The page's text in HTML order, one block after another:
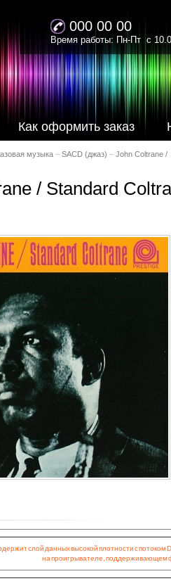
000 00 00
Время работы: Пн-Пт с
Как оформить заказ
музыка – SACD (джаз) – John Coltrane /
/ Standard
слой данных высокой плотности с потоком
на проигрывателе, поддерживающем